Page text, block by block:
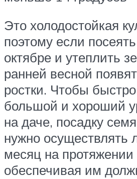
Это холодостойкая
поэтому если
октябре и утеплить
ранней весной
ростки. Чтобы
большой и хороший
на даче, посадку
нужно осуществлять
месяц на протяжении
обеспечивая им